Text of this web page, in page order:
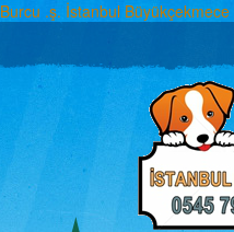
Burcu .ş. İstanbul